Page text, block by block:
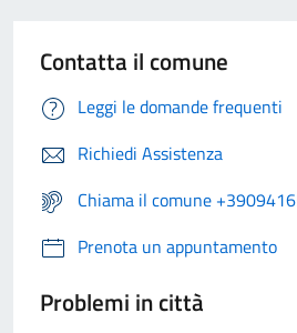
Contatta il comune
Leggi le domande frequenti
Richiedi Assistenza
Chiama il comune
Prenota un appuntamento
Problemi in città